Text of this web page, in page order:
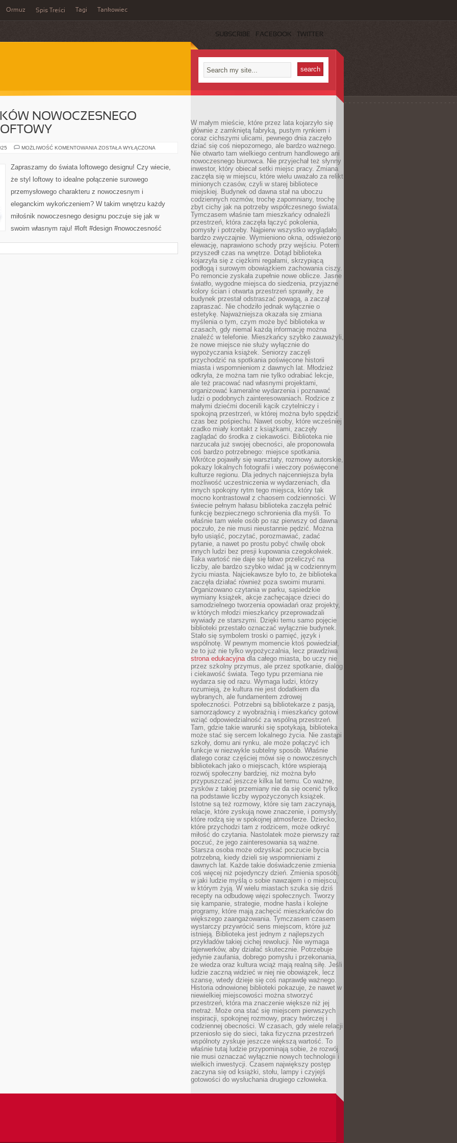
Ormuz Spis Treści Tagi Tankowiec
SUBSCRIBE FACEBOOK TWITTER
NOWOCZESNEGO
MOŻLIWOŚĆ KOMENTOWANIA RAJ
NOWOCZESNEGO
DESIGNU
STYL
ZOSTAŁA WYŁĄCZONA
Zapraszamy do świata loftowego designu! Czy wiecie,
że styl loftowy to idealne połączenie surowego
przemysłowego charakteru z nowoczesnym i
eleganckim wykończeniem? W takim wnętrzu każdy
miłośnik nowoczesnego designu poczuje się jak w
swoim własnym raju! #loft #design #nowoczesność
W małym mieście, które przez lata kojarzyło się
głównie z zamkniętą fabryką, pustym rynkiem i
coraz cichszymi ulicami, pewnego dnia zaczęło
dziać się coś niepozornego, ale bardzo ważnego.
Nie otwarto tam wielkiego centrum handlowego ani
nowoczesnego biurowca. Nie przyjechał też słynny
inwestor, który obiecał setki miejsc pracy. Zmiana
zaczęła się w miejscu, które wielu uważało za relikt
minionych czasów, czyli w starej bibliotece
miejskiej. Budynek od dawna stał na uboczu
codziennych rozmów, trochę zapomniany, trochę
zbyt cichy jak na potrzeby współczesnego świata.
Tymczasem właśnie tam mieszkańcy odnaleźli
przestrzeń, która zaczęła łączyć pokolenia,
pomysły i potrzeby. Najpierw wszystko wyglądało
bardzo zwyczajnie. Wymieniono okna, odświeżono
elewację, naprawiono schody przy wejściu. Potem
przyszedł czas na wnętrze. Dotąd biblioteka
kojarzyła się z ciężkimi regałami, skrzypiącą
podłogą i surowym obowiązkiem zachowania ciszy.
Po remoncie zyskała zupełnie nowe oblicze. Jasne
światło, wygodne miejsca do siedzenia, przyjazne
kolory ścian i otwarta przestrzeń sprawiły, że
budynek przestał odstraszać powagą, a zaczął
zapraszać. Nie chodziło jednak wyłącznie o
estetykę. Najważniejsza okazała się zmiana
myślenia o tym, czym może być biblioteka w
czasach, gdy niemal każdą informację można
znaleźć w telefonie. Mieszkańcy szybko zauważyli,
że nowe miejsce nie służy wyłącznie do
wypożyczania książek. Seniorzy zaczęli
przychodzić na spotkania poświęcone historii
miasta i wspomnieniom z dawnych lat. Młodzież
odkryła, że można tam nie tylko odrabiać lekcje,
ale też pracować nad własnymi projektami,
organizować kameralne wydarzenia i poznawać
ludzi o podobnych zainteresowaniach. Rodzice z
małymi dziećmi docenili kącik czytelniczy i
spokojną przestrzeń, w której można było spędzić
czas bez pośpiechu. Nawet osoby, które wcześniej
rzadko miały kontakt z książkami, zaczęły
zaglądać do środka z ciekawości. Biblioteka nie
narzucała już swojej obecności, ale proponowała
coś bardzo potrzebnego: miejsce spotkania.
Wkrótce pojawiły się warsztaty, rozmowy autorskie,
pokazy lokalnych fotografii i wieczory poświęcone
kulturze regionu. Dla jednych najcenniejsza była
możliwość uczestniczenia w wydarzeniach, dla
innych spokojny rytm tego miejsca, który tak
mocno kontrastował z chaosem codzienności. W
świecie pełnym hałasu biblioteka zaczęła pełnić
funkcję bezpiecznego schronienia dla myśli. To
właśnie tam wiele osób po raz pierwszy od dawna
poczuło, że nie musi nieustannie pędzić. Można
było usiąść, poczytać, porozmawiać, zadać
pytanie, a nawet po prostu pobyć chwilę obok
innych ludzi bez presji kupowania czegokolwiek.
Taka wartość nie daje się łatwo przeliczyć na
liczby, ale bardzo szybko widać ją w codziennym
życiu miasta. Najciekawsze było to, że biblioteka
zaczęła działać również poza swoimi murami.
Organizowano czytania w parku, sąsiedzkie
wymiany książek, akcje zachęcające dzieci do
samodzielnego tworzenia opowiadań oraz projekty,
w których młodzi mieszkańcy przeprowadzali
wywiady ze starszymi. Dzięki temu samo pojęcie
biblioteki przestało oznaczać wyłącznie budynek.
Stało się symbolem troski o pamięć, język i
wspólnotę. W pewnym momencie ktoś powiedział,
że to już nie tylko wypożyczalnia, lecz prawdziwa
strona edukacyjnadla całego miasta, bo uczy nie
przez szkolny przymus, ale przez spotkanie, dialog
i ciekawość świata. Tego typu przemiana nie
wydarza się od razu. Wymaga ludzi, którzy
rozumieją, że kultura nie jest dodatkiem dla
wybranych, ale fundamentem zdrowej
społeczności. Potrzebni są bibliotekarze z pasją,
samorządowcy z wyobraźnią i mieszkańcy gotowi
wziąć odpowiedzialność za wspólną przestrzeń.
Tam, gdzie takie warunki się spotykają, biblioteka
może stać się sercem lokalnego życia. Nie zastąpi
szkoły, domu ani rynku, ale może połączyć ich
funkcje w niezwykle subtelny sposób. Właśnie
dlatego coraz częściej mówi się o nowoczesnych
bibliotekach jako o miejscach, które wspierają
rozwój społeczny bardziej, niż można było
przypuszczać jeszcze kilka lat temu. Co ważne,
zysków z takiej przemiany nie da się ocenić tylko
na podstawie liczby wypożyczonych książek.
Istotne są też rozmowy, które się tam zaczynają,
relacje, które zyskują nowe znaczenie, i pomysły,
które rodzą się w spokojnej atmosferze. Dziecko,
które przychodzi tam z rodzicem, może odkryć
miłość do czytania. Nastolatek może pierwszy raz
poczuć, że jego zainteresowania są ważne.
Starsza osoba może odzyskać poczucie bycia
potrzebną, kiedy dzieli się wspomnieniami z
dawnych lat. Każde takie doświadczenie zmienia
coś więcej niż pojedynczy dzień. Zmienia sposób,
w jaki ludzie myślą o sobie nawzajem i o miejscu,
w którym żyją. W wielu miastach szuka się dziś
recepty na odbudowę więzi społecznych. Tworzy
się kampanie, strategie, modne hasła i kolejne
programy, które mają zachęcić mieszkańców do
większego zaangażowania. Tymczasem czasem
wystarczy przywrócić sens miejscom, które już
istnieją. Biblioteka jest jednym z najlepszych
przykładów takiej cichej rewolucji. Nie wymaga
fajerwerków, aby działać skutecznie. Potrzebuje
jedynie zaufania, dobrego pomysłu i przekonania,
że wiedza oraz kultura wciąż mają realną siłę. Jeśli
ludzie zaczną widzieć w niej nie obowiązek, lecz
szansę, wtedy dzieje się coś naprawdę ważnego.
Historia odnowionej biblioteki pokazuje, że nawet w
niewielkiej miejscowości można stworzyć
przestrzeń, która ma znaczenie większe niż jej
metraż. Może ona stać się miejscem pierwszych
inspiracji, spokojnej rozmowy, pracy twórczej i
codziennej obecności. W czasach, gdy wiele relacji
przeniosło się do sieci, taka fizyczna przestrzeń
wspólnoty zyskuje jeszcze większą wartość. To
właśnie tutaj ludzie przypominają sobie, że rozwój
nie musi oznaczać wyłącznie nowych technologii i
wielkich inwestycji. Czasem największy postęp
zaczyna się od książki, stołu, lampy i czyjejś
gotowości do wysłuchania drugiego człowieka.